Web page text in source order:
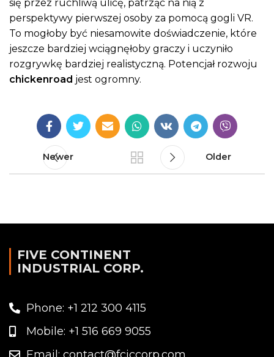
się przez ruchliwą ulicę, patrząc na nią z
perspektywy pierwszej osoby za pomocą gogli VR.
To mogłoby być niesamowite doświadczenie, które
jeszcze bardziej wciągnęłoby graczy i uczyniło
rozgrywkę bardziej realistyczną. Potencjał rozwoju
chickenroad jest ogromny.
Newer Older
FIVE CONTINENT
INDUSTRIAL CORP.
Phone: +1 212 300 4115
Mobile: +1 516 669 9055